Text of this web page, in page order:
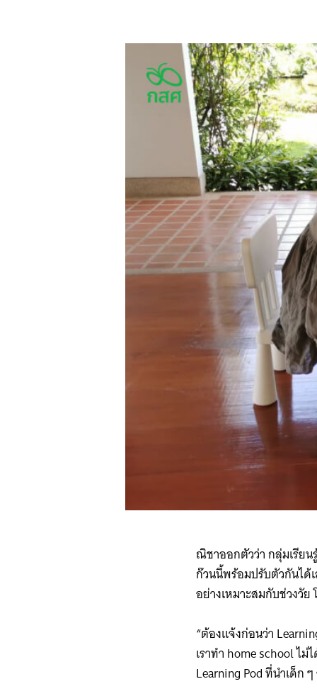
ณิชาออกตัวว่า กลุ่มเรียน
ก๊วนนี้พร้อมปรับตัวกันได้
อย่างเหมาะสมกับช่วงวั
“ต้องแจ้งก่อนว่า
เราทำ home school ไ
Learning Pod ที่นำเด็ก